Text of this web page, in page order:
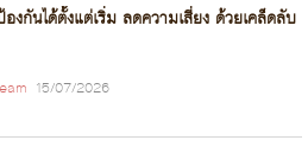
งกันได้ตั้งแต่เริ่ม ลดความเสี่ยง ด้วยเคล็ดลับ
15/07/2026